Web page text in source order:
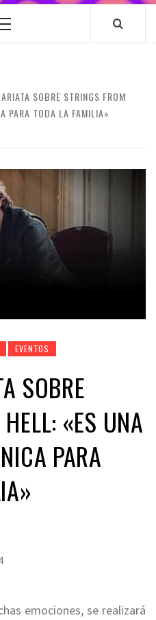
Menú
SOBRE STRINGS FROM
PARA TODA LA FAMILIA»
EVENTOS
SOBRE
«ES UNA
PARA
emociones, se realizará